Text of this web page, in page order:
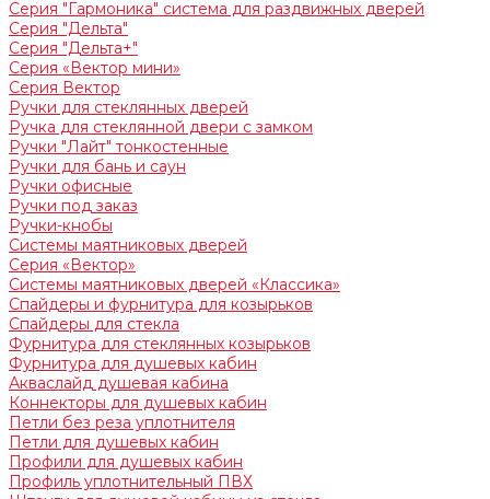
Серия "Гармоника" система для раздвижных дверей
Серия "Дельта"
Серия "Дельта+"
Серия «Вектор мини»
Серия Вектор
Ручки для стеклянных дверей
Ручка для стеклянной двери с замком
Ручки "Лайт" тонкостенные
Ручки для бань и саун
Ручки офисные
Ручки под заказ
Ручки-кнобы
Системы маятниковых дверей
Серия «Вектор»
Системы маятниковых дверей «Классика»
Спайдеры и фурнитура для козырьков
Спайдеры для стекла
Фурнитура для стеклянных козырьков
Фурнитура для душевых кабин
Акваслайд душевая кабина
Коннекторы для душевых кабин
Петли без реза уплотнителя
Петли для душевых кабин
Профили для душевых кабин
Профиль уплотнительный ПВХ